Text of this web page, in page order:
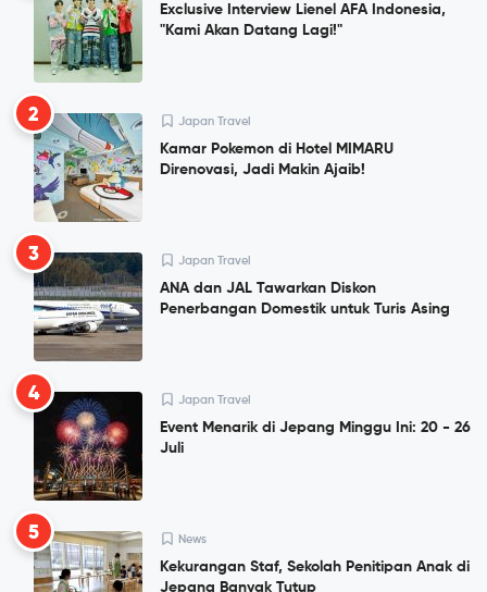
Exclusive Interview Lienel AFA Indonesia,
"Kami Akan Datang Lagi!"
2 Japan Travel
Kamar Pokemon di Hotel MIMARU
Direnovasi, Jadi Makin Ajaib!
3 Japan Travel
ANA dan JAL Tawarkan Diskon
Penerbangan Domestik untuk Turis Asing
4 Japan Travel
Event Menarik di Jepang Minggu Ini: 20 - 26
Juli
5 News
Kekurangan Staf, Sekolah Penitipan Anak di
Jepang Banyak Tutup